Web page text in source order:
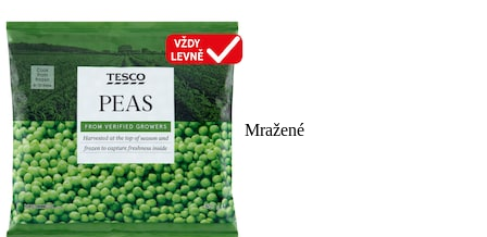
Mražené